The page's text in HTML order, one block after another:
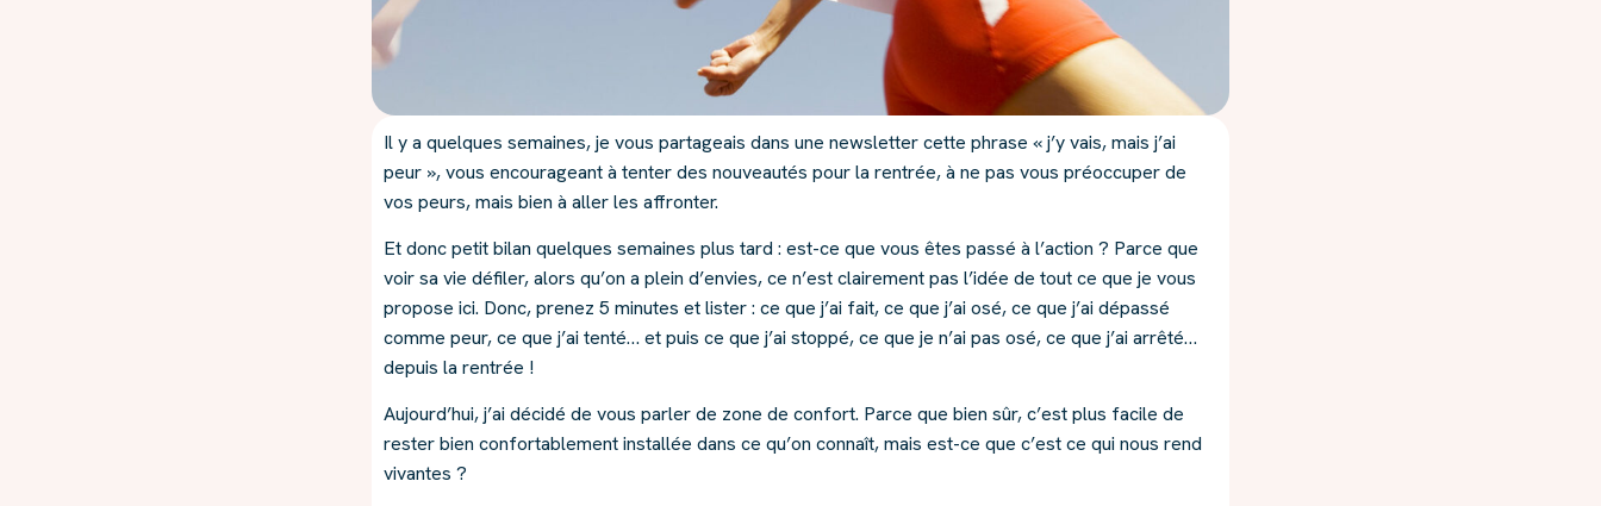
Il y a quelques semaines, je vous partageais dans une newsletter cette phrase « j’y vais, mais j’ai
peur », vous encourageant à tenter des nouveautés pour la rentrée, à ne pas vous préoccuper de
vos peurs, mais bien à aller les affronter.
Et donc petit bilan quelques semaines plus tard : est-ce que vous êtes passé à l’action ? Parce que
voir sa vie défiler, alors qu’on a plein d’envies, ce n’est clairement pas l’idée de tout ce que je vous
propose ici. Donc, prenez 5 minutes et lister : ce que j’ai fait, ce que j’ai osé, ce que j’ai dépassé
comme peur, ce que j’ai tenté… et puis ce que j’ai stoppé, ce que je n’ai pas osé, ce que j’ai arrêté…
depuis la rentrée !
Aujourd’hui, j’ai décidé de vous parler de zone de confort. Parce que bien sûr, c’est plus facile de
rester bien confortablement installée dans ce qu’on connaît, mais est-ce que c’est ce qui nous rend
vivantes ?